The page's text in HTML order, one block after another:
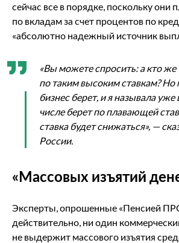
сейчас все в порядке, поскольку они
по вкладам за счет процентов по
«абсолютно надежный источник
«Вы можете спросить: а кто
по таким высоким ставкам?
бизнес берет, и я называла
числе берет по плавающей
ставка будет снижаться», —
России.
«Массовых изъятий
Эксперты, опрошенные «Пенсией
действительно, ни один
не выдержит массового изъятия